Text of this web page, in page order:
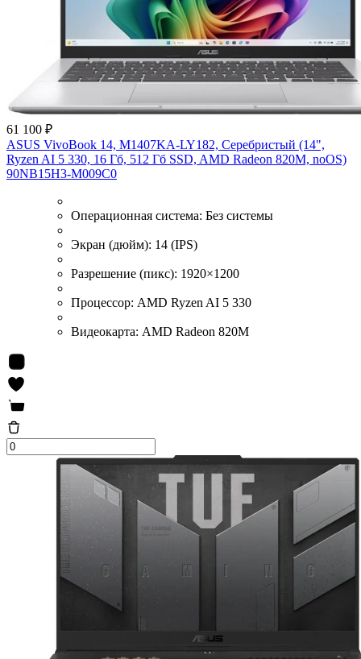
61 100 ₽
ASUS VivoBook 14, M1407KA-LY182, Серебристый (14",
Ryzen AI 5 330, 16 Гб, 512 Гб SSD, AMD Radeon 820M, noOS)
90NB15H3-M009C0
Операционная система: Без системы
Экран (дюйм): 14 (IPS)
Разрешение (пикс): 1920×1200
Процессор: AMD Ryzen AI 5 330
Видеокарта: AMD Radeon 820M